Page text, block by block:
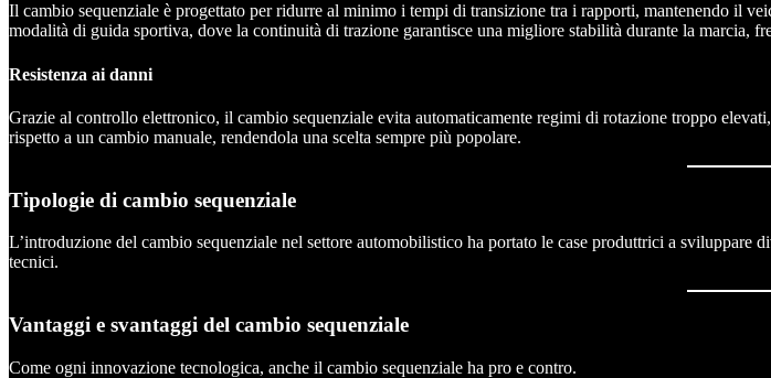
Il cambio sequenziale è progettato per ridurre al minimo i tempi di transizione tra i rapporti, mantenendo il
modalità di guida sportiva, dove la continuità di trazione garantisce una migliore stabilità durante la marcia,
Resistenza ai danni
Grazie al controllo elettronico, il cambio sequenziale evita automaticamente regimi di rotazione troppo
rispetto a un cambio manuale, rendendola una scelta sempre più popolare.
Tipologie di cambio sequenziale
L’introduzione del cambio sequenziale nel settore automobilistico ha portato le case produttrici a
tecnici.
Vantaggi e svantaggi del cambio sequenziale
Come ogni innovazione tecnologica, anche il cambio sequenziale ha pro e contro.